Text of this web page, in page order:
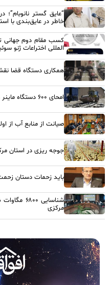
“عایق گستر
خاطر در عایق‌بندی با
کسب مقام دوم جهانی
المللی اختراعات ژنو
همکاری دستگاه قضا
امحای ۶۰۰ دستگاه ماینر غیرمجاز در استان مرکزی
صیانت از منابع آب از
جوجه ریزی در استان مرکزی به بیش
باید زحمات دستان
شناسایی
مرکزی